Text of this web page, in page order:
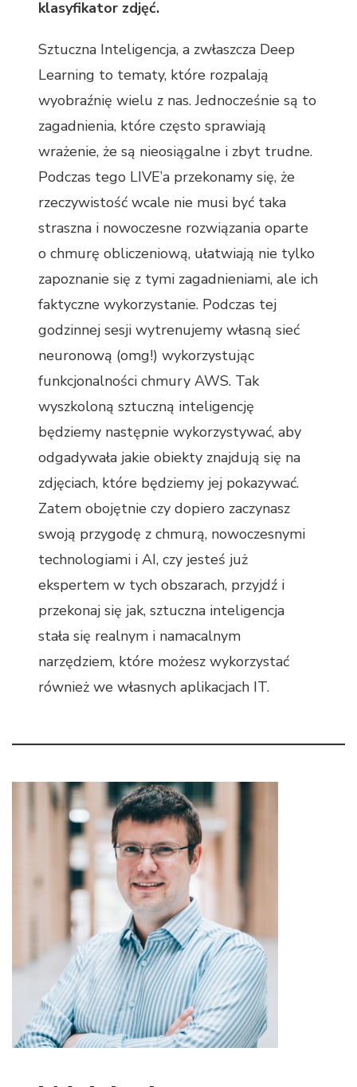
klasyfikator zdjęć.
Sztuczna Inteligencja, a zwłaszcza Deep
Learning to tematy, które rozpalają
wyobraźnię wielu z nas. Jednocześnie są to
zagadnienia, które często sprawiają
wrażenie, że są nieosiągalne i zbyt trudne.
Podczas tego LIVE’a przekonamy się, że
rzeczywistość wcale nie musi być taka
straszna i nowoczesne rozwiązania oparte
o chmurę obliczeniową, ułatwiają nie tylko
zapoznanie się z tymi zagadnieniami, ale ich
faktyczne wykorzystanie. Podczas tej
godzinnej sesji wytrenujemy własną sieć
neuronową (omg!) wykorzystując
funkcjonalności chmury AWS. Tak
wyszkoloną sztuczną inteligencję
będziemy następnie wykorzystywać, aby
odgadywała jakie obiekty znajdują się na
zdjęciach, które będziemy jej pokazywać.
Zatem obojętnie czy dopiero zaczynasz
swoją przygodę z chmurą, nowoczesnymi
technologiami i AI, czy jesteś już
ekspertem w tych obszarach, przyjdź i
przekonaj się jak, sztuczna inteligencja
stała się realnym i namacalnym
narzędziem, które możesz wykorzystać
również we własnych aplikacjach IT.